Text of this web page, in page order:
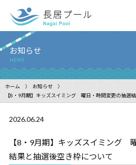
お知らせ
NEWS
ホーム
お知らせ
【8・9月期】キッズスイミング 曜日・時間変更の抽選
2026.06.24
【8・9月期】キッズスイミング
結果と抽選後空き枠について